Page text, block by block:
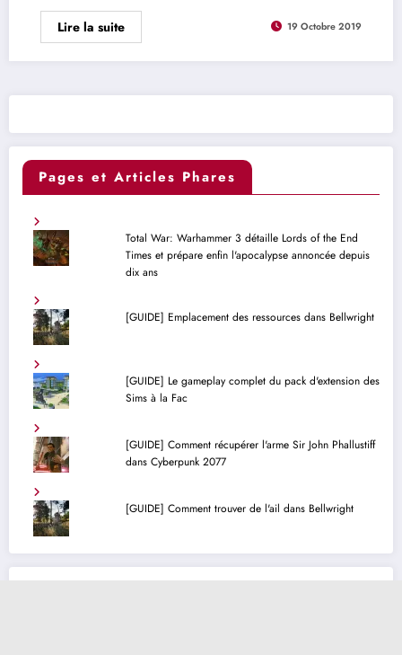
Lire la suite 19 Octobre 2019
Pages et Articles Phares
Total War: Warhammer 3 détaille Lords of the End
Times et prépare enfin l'apocalypse annoncée depuis
dix ans
[GUIDE] Emplacement des ressources dans Bellwright
[GUIDE] Le gameplay complet du pack d'extension des
Sims à la Fac
[GUIDE] Comment récupérer l'arme Sir John Phallustiff
dans Cyberpunk 2077
[GUIDE] Comment trouver de l'ail dans Bellwright